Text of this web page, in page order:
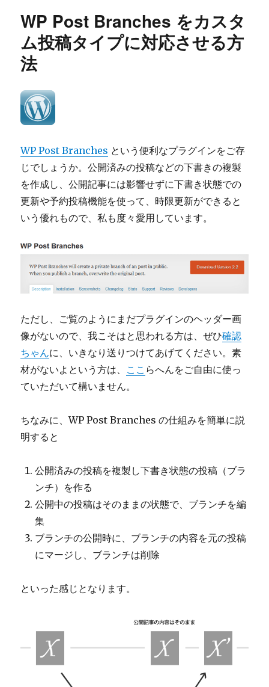
で
ジ
ェ
っ
て
み
る
#wpacja2013
に
WP Post Branches をカスタ
ム投稿タイプに対応させる方
法
WP Post Branches という便利なプラグインをご存
じでしょうか。公開済みの投稿などの下書きの複製
を作成し、公開記事には影響せずに下書き状態での
更新や予約投稿機能を使って、時限更新ができると
いう優れもので、私も度々愛用しています。
ただし、ご覧のようにまだプラグインのヘッダー画
像がないので、我こそはと思われる方は、ぜひ確認
ちゃんに、いきなり送りつけてあげてください。素
材がないよという方は、 ここ らへんをご自由に使っ
ていただいて構いません。
ちなみに、WP Post Branches の仕組みを簡単に説
明すると
公開済みの投稿を複製し下書き状態の投稿（ブラ
ンチ）を作る
公開中の投稿はそのままの状態で、ブランチを編
集
ブランチの公開時に、ブランチの内容を元の投稿
にマージし、ブランチは削除
といった感じとなります。